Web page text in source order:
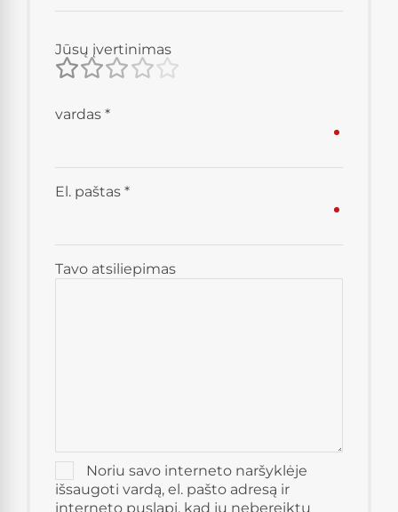
Jūsų įvertinimas
Tavo atsiliepimas
vardas *
El. paštas *
Noriu savo interneto naršyklėje
išsaugoti vardą, el. pašto adresą ir
interneto puslapį, kad jų nebereiktų